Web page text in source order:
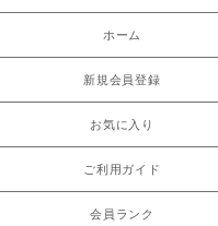
ホーム
新規会員登録
お気に入り
ご利用ガイド
会員ランク